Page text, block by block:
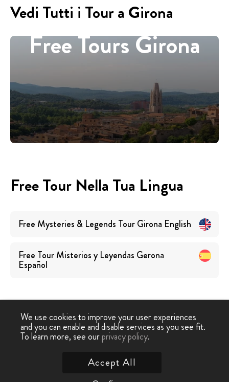
Vedi Tutti i Tour a Girona
Free Tours Girona
Free Tour Nella Tua Lingua
Free Mysteries & Legends Tour Girona English
Free Tour Misterios y Leyendas Gerona
Español
Free
Walking Tour - Free Tour
Girona › Free Tour Misteri e
Leggende Girona
We use cookies to improve your user experiences
and you can enable and disable services as you see fit.
To learn more, see ourprivacy policy.
Accept All